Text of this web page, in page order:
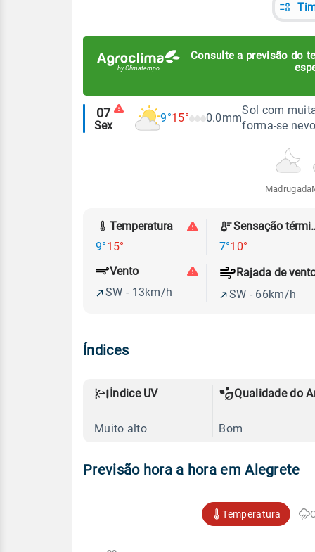
Consulte a previsão do
Alertas
meteorológicos
07
Sex
9°15° 0.0mm
Sol com
forma-se
Madrugada
Temperatura
9°15°
7°10°
Vento
SW - 13km/h
Rajada de
SW - 66km/h
Índices
Índice UV
Muito alto
Qualidade do
Bom
Previsão hora a hora em Alegrete
Temperatura